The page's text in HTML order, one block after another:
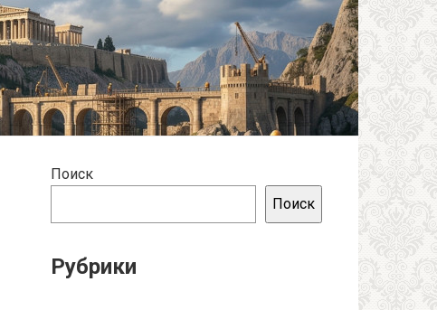
Поиск
Поиск
Рубрики